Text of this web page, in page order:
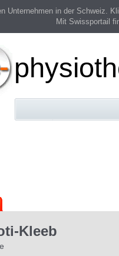
Unternehmen in der Schweiz.
Mit Swissportail
Kleeb